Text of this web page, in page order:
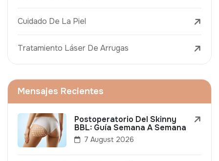
Cuidado De La Piel
Tratamiento Láser De Arrugas
Mensajes Recientes
Postoperatorio Del Skinny
BBL: Guía Semana A Semana
7 August 2026